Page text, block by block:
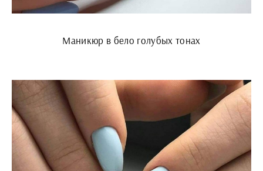
Маникюр в бело голубых тонах